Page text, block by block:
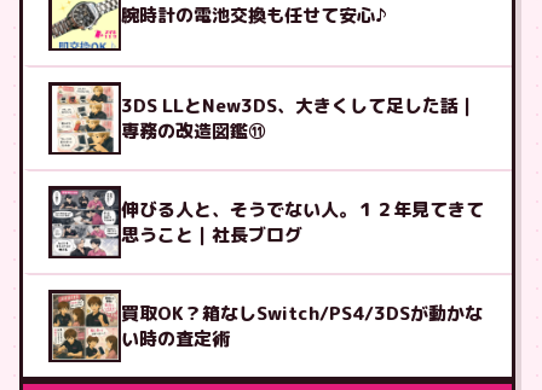
腕時計の電池交換も任せて安心♪
3DS LLとNew3DS、大きくして足した話｜
専務の改造図鑑⑪
伸びる人と、そうでない人。１２年見てきて
思うこと｜社長ブログ
買取OK？箱なしSwitch/PS4/3DSが動かな
い時の査定術